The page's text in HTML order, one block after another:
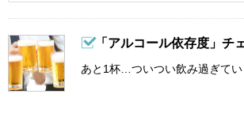
「アルコール依存度」チ
あと1杯…ついつい飲み過ぎてい